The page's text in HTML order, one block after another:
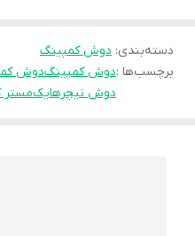
دسته‌بندی: دوش کمپینگ
برچسب‌ها :دوش کمپینگدوش
دوش نیچرهایکمستر